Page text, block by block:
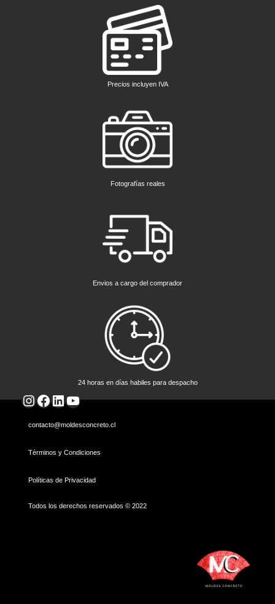
Precios incluyen IVA
Fotografías reales
Envios a cargo del comprador
24 horas en días habiles para despacho
Instagram
Facebook
LinkedIn
YouTube
contacto@moldesconcreto.cl
Términos y Condiciones
Políticas de Privacidad
Todos los derechos reservados © 2022